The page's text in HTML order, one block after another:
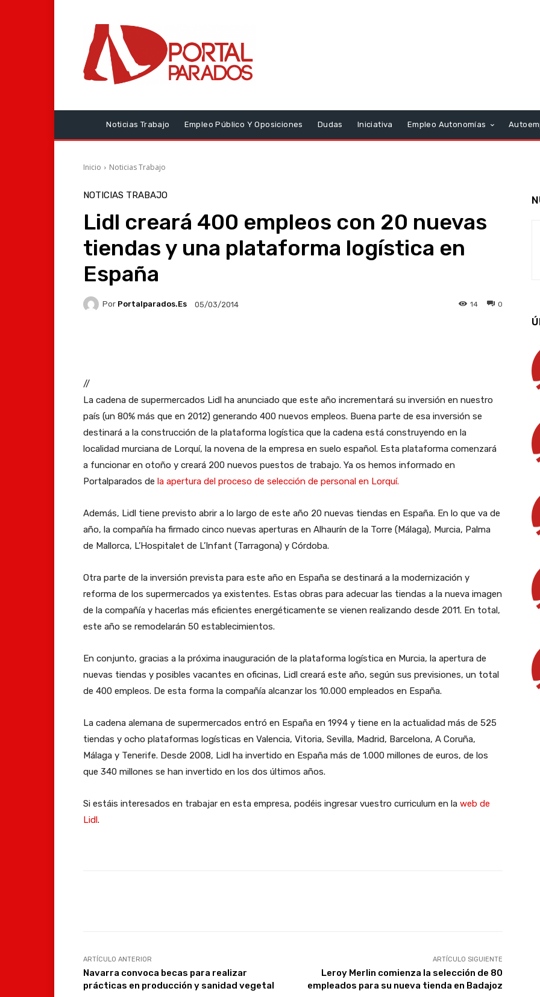
Noticias Trabajo Empleo Público Y Oposiciones Dudas Iniciativa Empleo Autonomías
Inicio Noticias Trabajo
NOTICIAS TRABAJO
Lidl creará 400 empleos con 20 nuevas
tiendas y una plataforma logística en
España
Por Portalparados.es 05/03/2014 0
14
//
La cadena de supermercados Lidl ha anunciado que este año incrementará su inversión en nuestro
país (un 80% más que en 2012) generando 400 nuevos empleos. Buena parte de esa inversión se
destinará a la construcción de la plataforma logística que la cadena está construyendo en la
localidad murciana de Lorquí, la novena de la empresa en suelo español. Esta plataforma comenzará
a funcionar en otoño y creará 200 nuevos puestos de trabajo. Ya os hemos informado en
Portalparados de la apertura del proceso de selección de personal en Lorquí.
Además, Lidl tiene previsto abrir a lo largo de este año 20 nuevas tiendas en España. En lo que va de
año, la compañía ha firmado cinco nuevas aperturas en Alhaurín de la Torre (Málaga), Murcia, Palma
de Mallorca, L’Hospitalet de L’Infant (Tarragona) y Córdoba.
Otra parte de la inversión prevista para este año en España se destinará a la modernización y
reforma de los supermercados ya existentes. Estas obras para adecuar las tiendas a la nueva imagen
de la compañía y hacerlas más eficientes energéticamente se vienen realizando desde 2011. En total,
este año se remodelarán 50 establecimientos.
En conjunto, gracias a la próxima inauguración de la plataforma logística en Murcia, la apertura de
nuevas tiendas y posibles vacantes en oficinas, Lidl creará este año, según sus previsiones, un total
de 400 empleos. De esta forma la compañía alcanzar los 10.000 empleados en España.
La cadena alemana de supermercados entró en España en 1994 y tiene en la actualidad más de 525
tiendas y ocho plataformas logísticas en Valencia, Vitoria, Sevilla, Madrid, Barcelona, A Coruña,
Málaga y Tenerife. Desde 2008, Lidl ha invertido en España más de 1.000 millones de euros, de los
que 340 millones se han invertido en los dos últimos años.
Si estáis interesados en trabajar en esta empresa, podéis ingresar vuestro curriculum en la web de
Lidl.
ARTÍCULO ANTERIOR
Navarra convoca becas para realizar
prácticas en producción y sanidad vegetal
ARTÍCULO SIGUIENTE
Leroy Merlin comienza la selección de 80
empleados para su nueva tienda en Badajoz